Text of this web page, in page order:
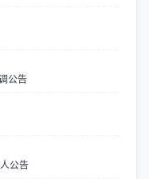
公告
公告